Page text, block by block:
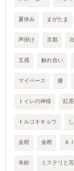
夏休み まがたま
声掛け 京都
五感 触れ合い
マイペース 膝
トイレの神様 紅茶
トルコキキョウ
金柑 金柑 ＡＩ
米粉 ミステリと